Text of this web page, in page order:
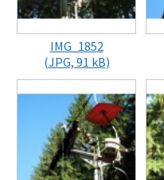
IMG_1852
(JPG, 91 kB)